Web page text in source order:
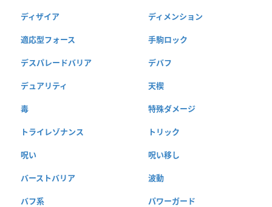
ディザイア ディメンション
適応型フォース 手駒ロック
デスパレードバリア デバフ
デュアリティ 天楔
毒 特殊ダメージ
トライレゾナンス トリック
呪い 呪い移し
バーストバリア 波動
バフ系 パワーガード